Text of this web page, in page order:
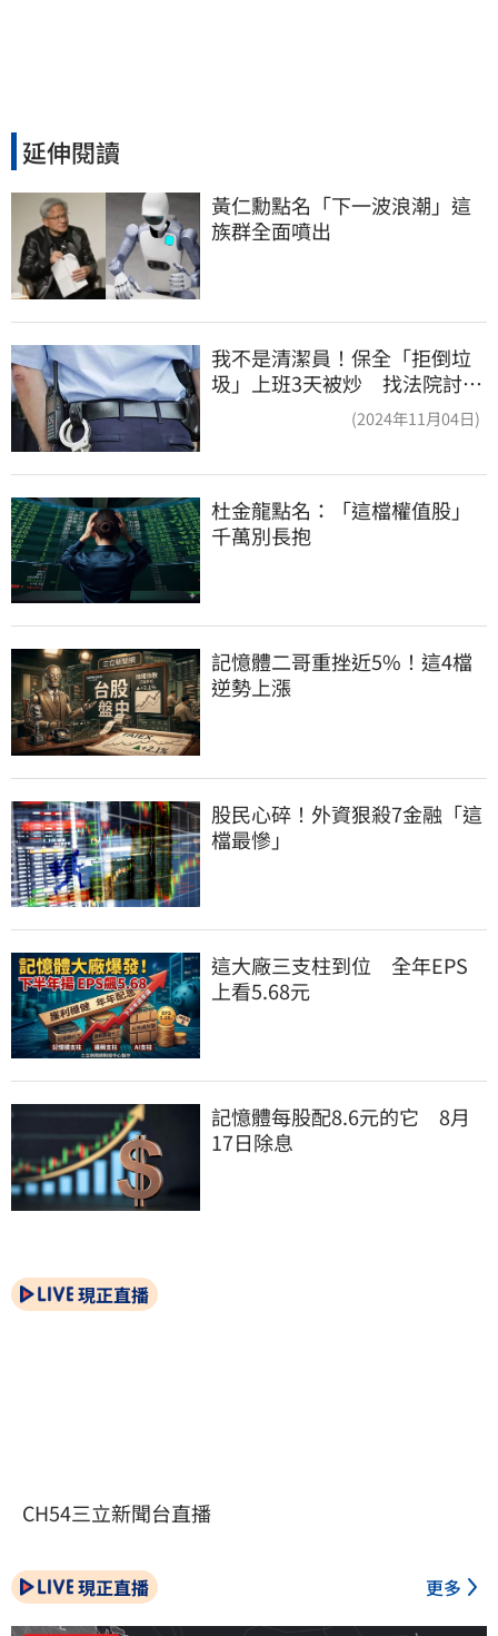
延伸閱讀
黃仁勳點名「下一波浪潮」這
族群全面噴出
我不是清潔員！保全「拒倒垃
圾」上班3天被炒 找法院討公
(2024年11月04日)
杜金龍點名：「這檔權值股」
千萬別長抱
記憶體二哥重挫近5%！這4檔
逆勢上漲
股民心碎！外資狠殺7金融「這
檔最慘」
這大廠三支柱到位　全年EPS
上看5.68元
記憶體每股配8.6元的它　8月
17日除息
現正直播
CH54三立新聞台直播
現正直播 更多